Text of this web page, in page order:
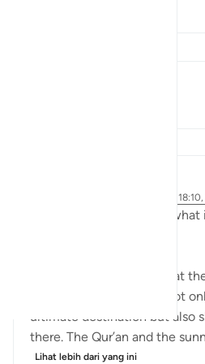
ayat 2:258,
Allah (swt) directs us to
Allah (swt) has told us that
and to Paradise. He has not
ultimate destination but also
there. The Qur’an and the
Lihat lebih dari yang ini